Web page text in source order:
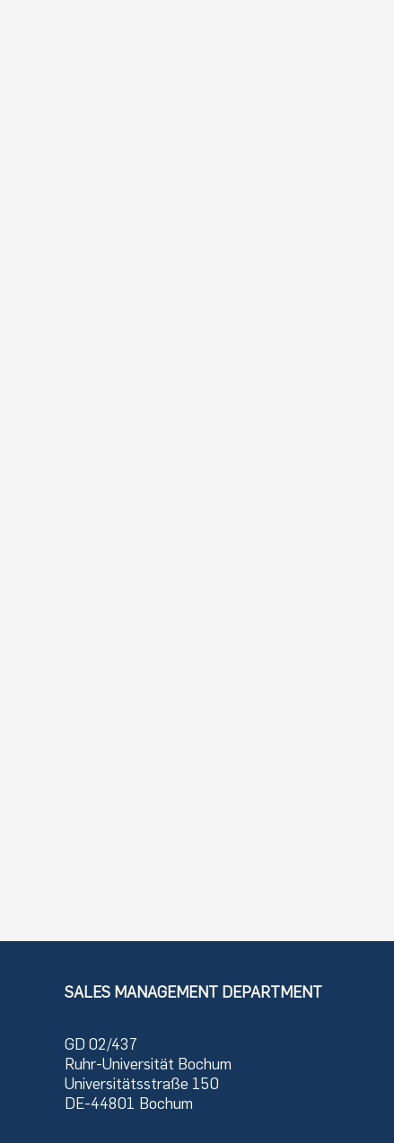
SALES MANAGEMENT DEPARTMENT
GD 02/437
Ruhr-Universität Bochum
Universitätsstraße 150
DE-44801 Bochum